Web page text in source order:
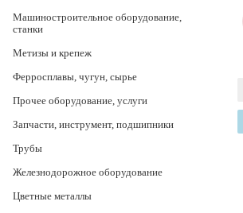
Машиностроительное оборудование,
станки
Метизы и крепеж
Ферросплавы, чугун, сырье
Прочее оборудование, услуги
Запчасти, инструмент, подшипники
Трубы
Железнодорожное оборудование
Цветные металлы